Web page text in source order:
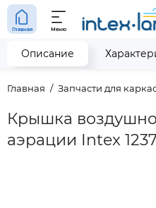
Главная Меню
Главная Запчасти для
Крышка
аэрации Intex
Описание